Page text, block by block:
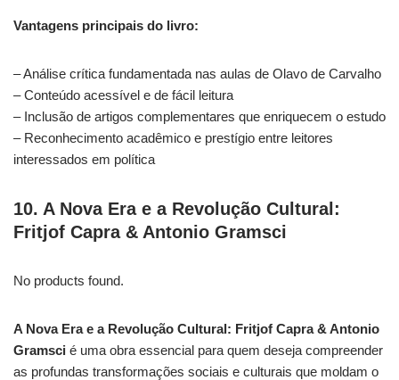
Vantagens principais do livro:
– Análise crítica fundamentada nas aulas de Olavo de Carvalho
– Conteúdo acessível e de fácil leitura
– Inclusão de artigos complementares que enriquecem o estudo
– Reconhecimento acadêmico e prestígio entre leitores
interessados em política
10. A Nova Era e a Revolução Cultural:
Fritjof Capra & Antonio Gramsci
No products found.
A Nova Era e a Revolução Cultural: Fritjof Capra & Antonio
Gramsci é uma obra essencial para quem deseja compreender
as profundas transformações sociais e culturais que moldam o